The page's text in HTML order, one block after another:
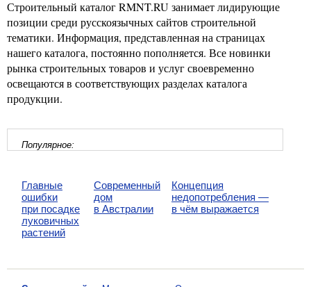
Строительный каталог RMNT.RU занимает лидирующие
позиции среди русскоязычных сайтов строительной
тематики. Информация, представленная на страницах
нашего каталога, постоянно пополняется. Все новинки
рынка строительных товаров и услуг своевременно
освещаются в соответствующих разделах каталога
продукции.
Популярное:
Главные
ошибки
при посадке
луковичных
растений
Современный
дом
в Австралии
Концепция
недопотребления —
в чём выражается